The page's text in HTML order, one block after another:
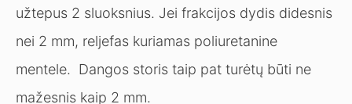
užtepus 2 sluoksnius. Jei frakcijos dydis didesnis
nei 2 mm, reljefas kuriamas poliuretanine
mentele. Dangos storis taip pat turėtų būti ne
mažesnis kaip 2 mm.